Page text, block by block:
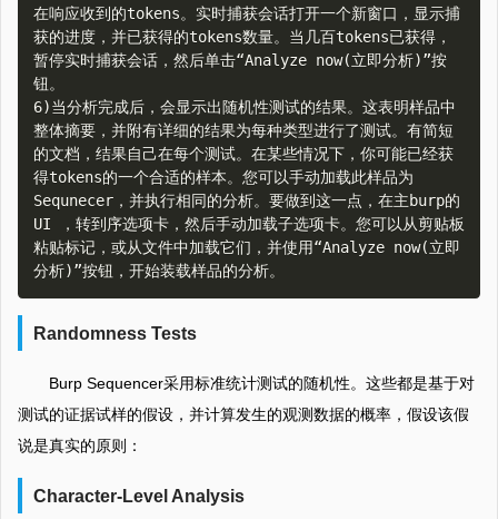
在响应收到的tokens。实时捕获会话打开一个新窗口，显示捕
获的进度，并已获得的tokens数量。当几百tokens已获得，
暂停实时捕获会话，然后单击“Analyze now(立即分析)”按
钮。
6)当分析完成后，会显示出随机性测试的结果。这表明样品中
整体摘要，并附有详细的结果为每种类型进行了测试。有简短
的文档，结果自己在每个测试。在某些情况下，你可能已经获
得tokens的一个合适的样本。您可以手动加载此样品为
Sequnecer，并执行相同的分析。要做到这一点，在主burp的
UI ，转到序选项卡，然后手动加载子选项卡。您可以从剪贴板
粘贴标记，或从文件中加载它们，并使用“Analyze now(立即
Randomness Tests
Burp Sequencer采用标准统计测试的随机性。这些都是基于对
测试的证据试样的假设，并计算发生的观测数据的概率，假设该假
说是真实的原则：
Character-Level Analysis